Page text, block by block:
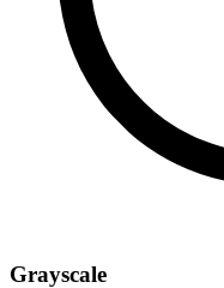
Grayscale